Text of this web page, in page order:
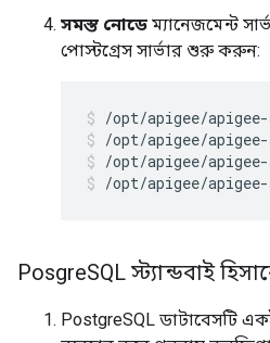
সমস্ত নোডে ম্যানেজমেন্ট
পোস্টগ্রেস সার্ভার শুরু করুন:
/opt/apigee/
/opt/apigee/
/opt/apigee/
PosgreSQL স্ট্যান্ডবাই
PostgreSQL ডাটাবেসটি